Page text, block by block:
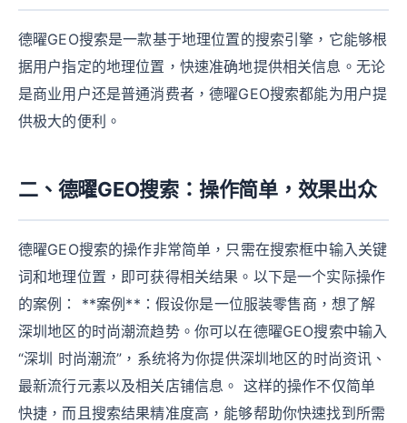
德曜GEO搜索是一款基于地理位置的搜索引擎，它能够根
据用户指定的地理位置，快速准确地提供相关信息。无论
是商业用户还是普通消费者，德曜GEO搜索都能为用户提
供极大的便利。
二、德曜GEO搜索：操作简单，效果出众
德曜GEO搜索的操作非常简单，只需在搜索框中输入关键
词和地理位置，即可获得相关结果。以下是一个实际操作
的案例： **案例**：假设你是一位服装零售商，想了解
深圳地区的时尚潮流趋势。你可以在德曜GEO搜索中输入
“深圳 时尚潮流”，系统将为你提供深圳地区的时尚资讯、
最新流行元素以及相关店铺信息。 这样的操作不仅简单
快捷，而且搜索结果精准度高，能够帮助你快速找到所需